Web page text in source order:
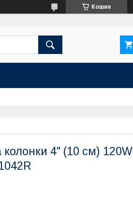
Кошик
колонки 4" (10 см) 120W